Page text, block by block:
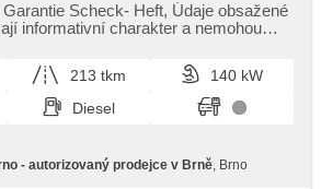
Alufelgen, volba jízdního
ruční brzda, Navigation, parkovací
Lenkrad einstellbar,
Beifahrerairbagdeaktivierung, hands
El. Klappspiegel, starten
Zentralverriegelung mit
AUX, Autoradio, CD-Spieler, beheizte
Scheck​- Heft,​ Údaje obsažené
informativní charakter a nemohou
213 tkm
140 kW
Diesel
- autorizovaný prodejce v Brně, Brno